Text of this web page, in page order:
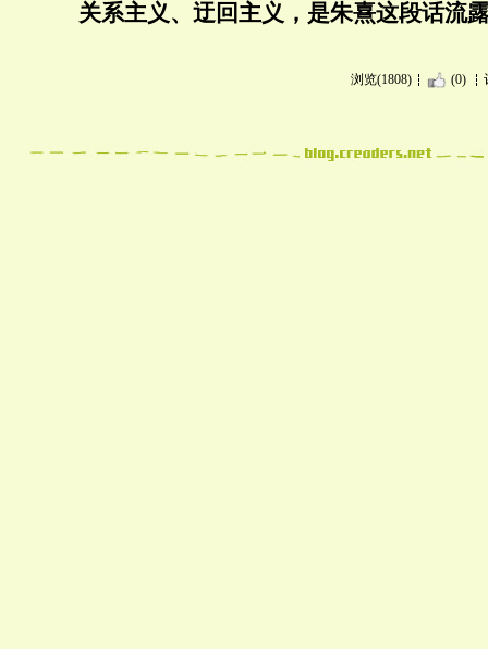
关系主义、迂回主义，是朱熹这段话流
浏览(1808) (0)